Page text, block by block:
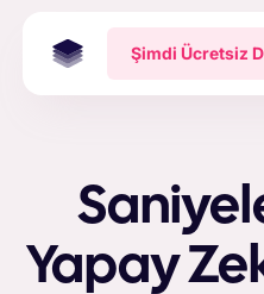
Şimdi Ücretsiz
Yapay